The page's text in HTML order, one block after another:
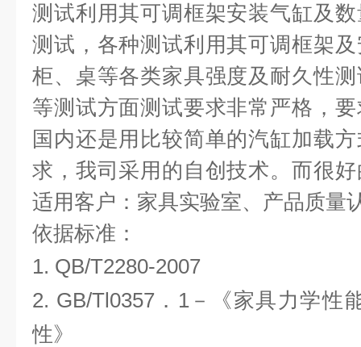
测试利用其可调框架安装气缸及
测试，各种测试利用其可调框架
柜、桌等各类家具强度及耐久性
等测试方面测试要求非常严格，
国内还是用比较简单的汽缸加载
求，我司采用的自创技术。而很
适用客户：家具实验室、产品质量
依据标准：
1. QB/T2280-2007
2. GB/Tl0357．1－《家具力学性
性》